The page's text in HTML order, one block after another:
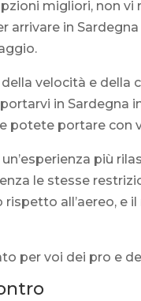
migliori, non vi
arrivare in
velocità e della
in Sardegna
potete portare con
un’esperienza più
le stesse
all’aereo, e
per voi dei pro e